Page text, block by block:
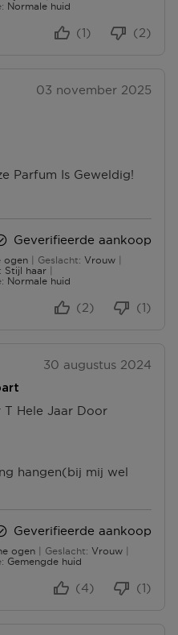
Normale huid
(2)
(1)
03 november 2025
Parfum Is Geweldig!
ogen Geslacht
Vrouw
Stijl haar
Normale huid
Geverifieerde aankoop
(1)
(2)
30 augustus 2024
hangen(bij mij wel
Hele Jaar Door
ogen Geslacht
Vrouw
Gemengde huid
Geverifieerde aankoop
(1)
(4)